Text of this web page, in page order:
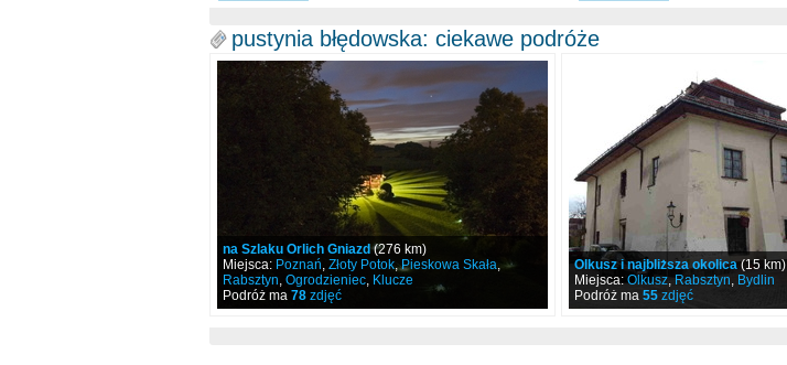
pustynia błędowska: ciekawe podróże
na Szlaku Orlich Gniazd(276 km)
Miejsca: Poznań, Złoty Potok,Pieskowa Skała,
Rabsztyn, Ogrodzieniec, Klucze
Podróż ma 78zdjęć
Olkusz i najbliższa okolica(15 km)
Miejsca:Olkusz,Rabsztyn, Bydlin
Podróż ma 55zdjęć